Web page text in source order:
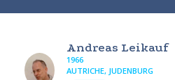
Andreas Leikauf
1966
AUTRICHE, JUDENBURG